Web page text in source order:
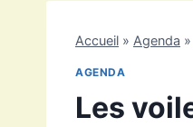
Accueil » Agenda »
AGENDA
Les